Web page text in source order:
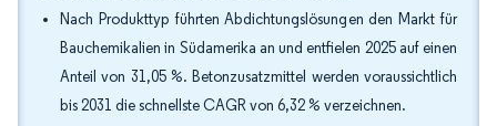
Nach Produkttyp führten Abdichtungslösungen den Markt für
Bauchemikalien in Südamerika an und entfielen 2025 auf einen
Anteil von 31,05 %. Betonzusatzmittel werden voraussichtlich
bis 2031 die schnellste CAGR von 6,32 % verzeichnen.